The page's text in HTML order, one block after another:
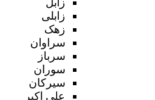
زابلی
زهک
سراوان
سرباز
سوران
سیرکان
علی اکبر